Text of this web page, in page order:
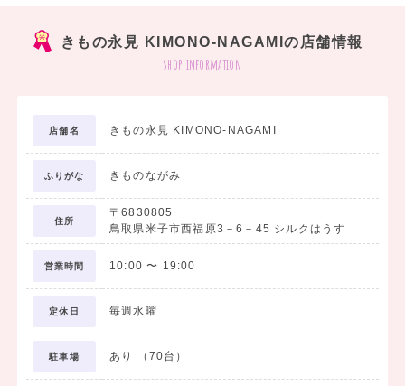
きもの永見 KIMONO‐NAGAMIの店舗情報
shop information
店舗名 きもの永見 KIMONO‐NAGAMI
ふりがな きものながみ
住所
〒6830805
鳥取県米子市西福原3－6－45 シルクはうす
営業時間 10:00 〜 19:00
定休日 毎週水曜
駐車場 あり （70台）